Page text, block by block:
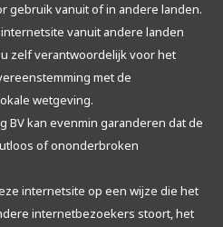
gebruik vanuit of in andere landen.
vanuit andere landen
zelf verantwoordelijk voor het
met de
wetgeving.
BV kan evenmin garanderen dat de
of ononderbroken
internetsite op een wijze die het
internetbezoekers stoort, het